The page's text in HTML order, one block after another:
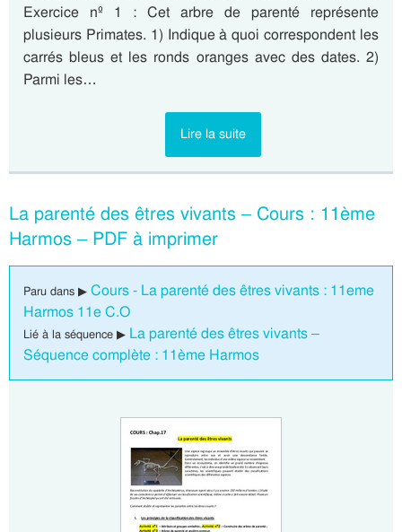
Exercice nº 1 : Cet arbre de parenté représente
plusieurs Primates. 1) Indique à quoi correspondent les
carrés bleus et les ronds oranges avec des dates. 2)
Parmi les…
Lire la suite
La parenté des êtres vivants – Cours : 11ème
Harmos – PDF à imprimer
Paru dans ▶ Cours - La parenté des êtres vivants : 11eme
Harmos 11e C.O
Lié à la séquence ▶ La parenté des êtres vivants –
Séquence complète : 11ème Harmos